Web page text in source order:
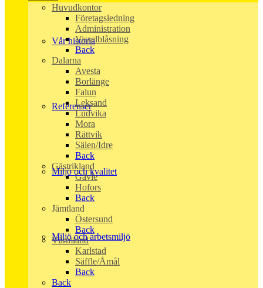
Vår historia
Referenser
Miljö och kvalitet
Miljö och arbetsmiljö
Huvudkontor
Företagsledning
Administration
Visselblåsning
Back
Dalarna
Avesta
Borlänge
Falun
Leksand
Ludvika
Mora
Rättvik
Sälen/Idre
Back
Gästrikland
Gävle
Hofors
Back
Jämtland
Östersund
Back
Värmland
Karlstad
Säffle/Åmål
Back
Back